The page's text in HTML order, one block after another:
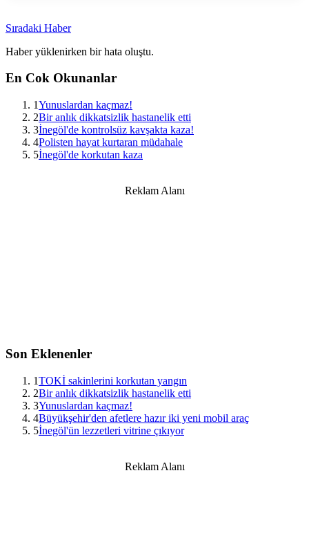
Sıradaki Haber
Haber yüklenirken bir hata oluştu.
En Cok Okunanlar
1Yunuslardan kaçmaz!
2Bir anlık dikkatsizlik hastanelik etti
3İnegöl'de kontrolsüz kavşakta kaza!
4Polisten hayat kurtaran müdahale
5İnegöl'de korkutan kaza
Reklam Alanı
Son Eklenenler
1TOKİ sakinlerini korkutan yangın
2Bir anlık dikkatsizlik hastanelik etti
3Yunuslardan kaçmaz!
4Büyükşehir'den afetlere hazır iki yeni mobil araç
5İnegöl'ün lezzetleri vitrine çıkıyor
Reklam Alanı